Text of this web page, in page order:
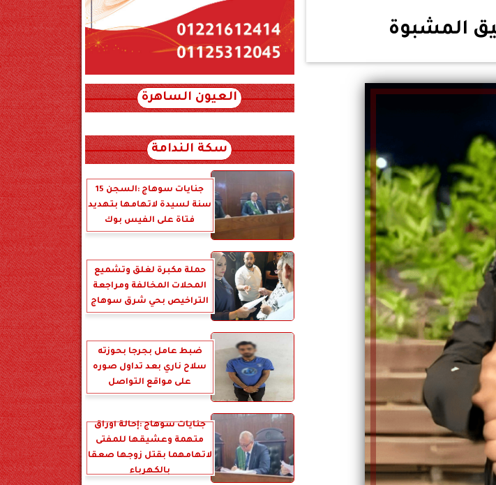
المشبوة
العيون الساهرة
سكة الندامة
جنايات سوهاج :السجن 15
سنة لسيدة لاتهامها بتهديد
فتاة على الفيس بوك
حملة مكبرة لغلق وتشميع
المحلات المخالفة ومراجعة
التراخيص بحي شرق سوهاج
ضبط عامل بجرجا بحوزته
سلاح ناري بعد تداول صوره
على مواقع التواصل
جنايات سوهاج :إحالة أوراق
متهمة وعشيقها للمفتى
لاتهامهما بقتل زوجها صعقا
بالكهرباء